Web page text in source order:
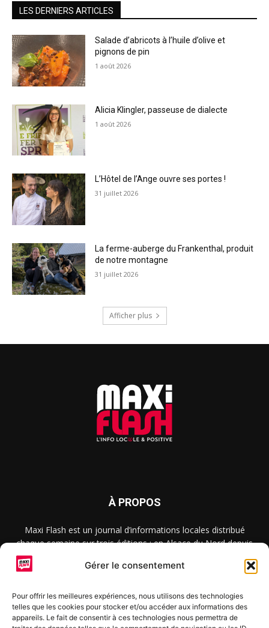
Gérer le consentement
Pour offrir les meilleures expériences, nous utilisons des technologies
telles que les cookies pour stocker et/ou accéder aux informations des
appareils. Le fait de consentir à ces technologies nous permettra de
LES DERNIERS ARTICLES
Salade d’abricots à l’huile d’olive et
pignons de pin
1 août 2026
Alicia Klingler, passeuse de dialecte
1 août 2026
L’Hôtel de l’Ange ouvre ses portes !
31 juillet 2026
La ferme-auberge du Frankenthal, produit
de notre montagne
31 juillet 2026
Afficher plus
À PROPOS
Maxi Flash est un journal d’informations locales distribué
chaque semaine sur trois éditions : en Alsace du Nord depuis
2015, dans les secteurs d’Obernai-Molsheim-Erstein depuis
2022, et à Colmar, Vignoble et Plaine depuis 2023.
SUIVEZ-NOUS